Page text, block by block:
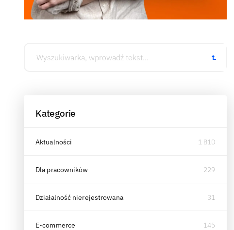
Kategorie
Aktualności 1 810
Dla pracowników 229
Działalność nierejestrowana 31
E-commerce 145